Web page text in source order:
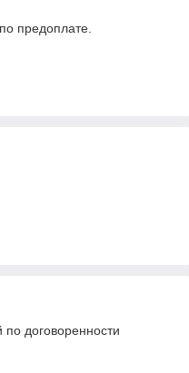
предоплате.
по договоренности